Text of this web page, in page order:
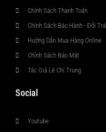
Chính Sách Thanh Toán
Chính Sách Bảo Hành - Đổi Trả
Hướng Dẫn Mua Hàng Online
Chính Sách Bảo Mật
Tác Giả Lê Chí Trung
Social
Youtube